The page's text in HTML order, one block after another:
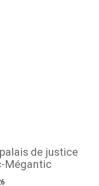
de justice
Mégantic